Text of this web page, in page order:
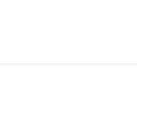
percorrenze o
all'occorrenza